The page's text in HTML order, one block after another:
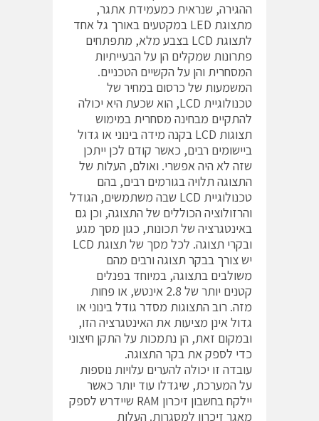
ההגירה, שנראית כמעמידת אתגר,
מתצוגת LED במקטעים באורך גל אחד
לתצוגת LCD בצבע מלא, מתפתחים
פתרונות שמקלים הן על הבעייתיות
המסחרית והן על הקשיים הטכניים.
המשמעות של כרסום במחיר של
טכנולוגיית LCD, הוא שכעת היא יכולה
להתקיים מבחינה מסחרית במימוש
תצוגות LCD בקנה מידה בינוני או גדול
ביישומים רבים, כאשר קודם לכן ייתכן
שזה לא היה אפשרי. ואולם, העלות של
התצוגה תלויה בגורמים רבים, בהם
טכנולוגיית LCD שבה משתמשים, הגודל
והרזולוציה הכוללים של התצוגה, וכן גם
באינטגרציה של תכונות, כגון מסך מגע
ובקרי תצוגה. לכל מסך של תצוגת LCD
יש צורך בבקר תצוגה ורבים מהם
משולבים בתצוגה, במיוחד בפנלים
קטנים יותר של 2.8 אינטש, או פחות
מזה. רוב התצוגות מסדר גודל בינוני או
גדול אינן מציעות את האינטגרציה הזו,
ובמקום זאת, הן נתמכות על התקן חיצוני
כדי לספק את בקר התצוגה.
עובדה זו יכולה להערים עלויות נוספות
על המערכת, שיגדלו עוד יותר כאשר
יילקח בחשבון זיכרון RAM שיידרש לספק
מאגר זיכרון למסגרות. העלות